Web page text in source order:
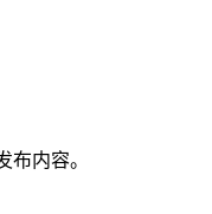
布内容。